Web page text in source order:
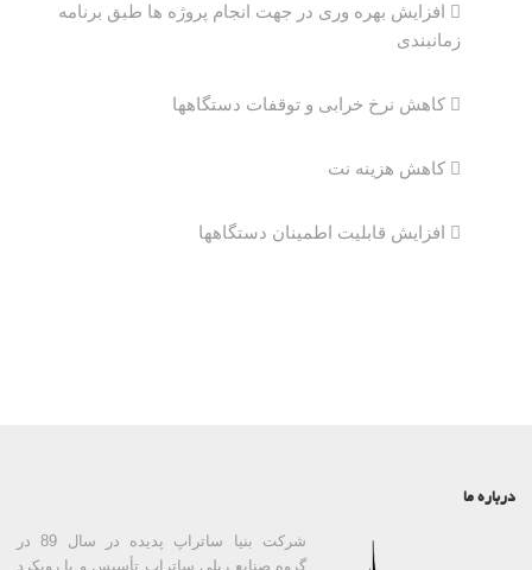
 افزایش بهره وری در جهت انجام پروژه ها طبق برنامه
زمانبندی
 کاهش نرخ خرابی و توقفات دستگاهها
 کاهش هزینه نت
 افزایش قابلیت اطمینان دستگاهها
درباره ما
شرکت بنیا ساتراپ پدیده در سال 89 در
گروه صنایع ریلی ساتراپ تأسیس و با رویکرد